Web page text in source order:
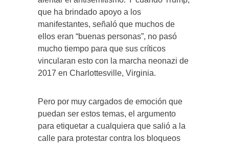
que ha brindado apoyo a los
manifestantes, señaló que muchos de
ellos eran “buenas personas”, no pasó
mucho tiempo para que sus críticos
vincularan esto con la marcha neonazi de
2017 en Charlottesville, Virginia.
Pero por muy cargados de emoción que
puedan ser estos temas, el argumento
para etiquetar a cualquiera que salió a la
calle para protestar contra los bloqueos